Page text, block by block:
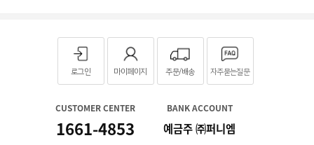
로그인 마이페이지 주문/배송 자주묻는질문
CUSTOMER CENTER
1661-4853
BANK ACCOUNT
예금주 ㈜퍼니엠